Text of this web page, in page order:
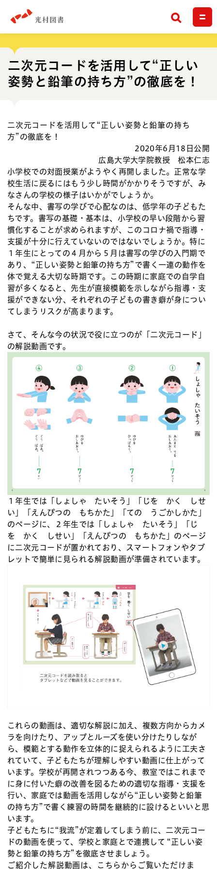
検索
二次元コードを活用して“正しい
姿勢と鉛筆の持ち方”の徹底を！
二次元コードを活用して“正しい姿勢と鉛筆の持ち
方”の徹底を！
2020年6月18日公開
広島大学大学院教授 松本仁志
小学校での対面授業がようやく再開しました。正常な学
校生活に戻るにはもう少し時間がかかりそうですが、み
なさんの学校の様子はいかがでしょうか。
そんな中、書写の学びで心配なのは、低学年の子どもた
ちです。書写の基礎・基本は、小学校の早い段階から習
慣化することが求められますが、このコロナ禍で指導・
支援が十分に行えていないのではないでしょうか。特に
１年生にとっての４月から５月は書写の学びの入門期で
あり、“正しい姿勢と鉛筆の持ち方”で書く一連の動作を
体で覚える大切な時期です。この時期に家庭での自学自
習が多くなると、先生が直接模範を示しながら指導・支
援ができない分、それぞれの子どもの書き癖が身につい
てしまうリスクが高まります。
さて、そんな今の状況で役に立つのが「二次元コード」
の解説動画です。
１年生では「しょしゃ たいそう」「じを かく しせ
い」「えんぴつの もちかた」「ての うごかしかた」
のページに、２年生では「しょしゃ たいそう」「じ
を かく しせい」「えんぴつの もちかた」のページ
に二次元コードが置かれており、スマートフォンやタブ
レットで簡単に見られる解説動画が準備されています。
これらの動画は、適切な解説に加え、複数方向からカメ
ラを向けたり、アップとルーズを使い分けたりしなが
ら、模範とする動作を立体的に捉えられるように工夫さ
れていて、子どもたちが理解しやすい動画に仕上がって
います。学校が再開されつつある今、教室ではこれまで
に身に付いた癖の改善を図るための適切な指導・支援を
行い、家庭では動画を活用しながら“正しい姿勢と鉛筆
の持ち方”で書く練習の時間を継続的に設けるといいと思
います。
子どもたちに“我流”が定着してしまう前に、二次元コー
ドの動画を使って、学校と家庭とで連携して “正しい姿
勢と鉛筆の持ち方”を徹底させましょう。
ご紹介した解説動画は、こちらからご覧いただけま